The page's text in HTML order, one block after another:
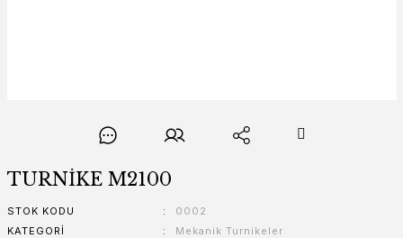
TURNİKE M2100
STOK KODU
0002
KATEGORI
Mekanik Turnikeler